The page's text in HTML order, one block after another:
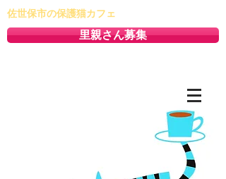
佐世保市の保護猫カフェ
里親さん募集